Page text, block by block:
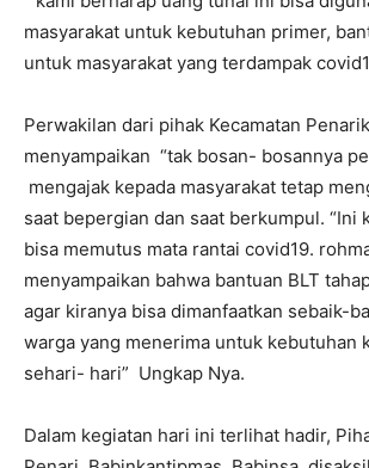
masyarakat untuk kebutuhan primer,
untuk masyarakat yang terdampak
Perwakilan dari pihak Kecamatan
menyampaikan “tak bosan- bosannya
mengajak kepada masyarakat tetap
saat bepergian dan saat berkumpul. “Ini
bisa memutus mata rantai covid19.
menyampaikan bahwa bantuan BLT
agar kiranya bisa dimanfaatkan sebaik-
warga yang menerima untuk kebutuhan
sehari- hari” Ungkap Nya.
Dalam kegiatan hari ini terlihat hadir,